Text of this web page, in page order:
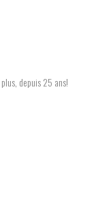
depuis 25 ans!